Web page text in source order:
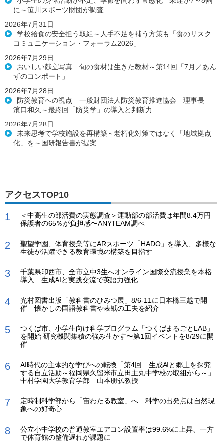
に～笹川スポーツ財団が調査
2026年7月31日
学校給食の安全担う取組～人手不足を補う方策も「食のリスク
コミュニケーション・フォーラム2026」
2026年7月29日
おいしい献立写真 旬の食材は生きた教材～第14回「7月／あん
ずのコンポート」
2026年7月28日
防災教育への視点 一般財団法人防災教育推進協会 理事長
濱口和久～最終回「防災学」の導入と判断力
2026年7月28日
未来思考で学校施設を再構築～老朽化対策ではなく「地域拠点
化」を～国研報告書が提案
アクセスTOP10
＜中高生の部活費の実態調査＞運動部の部活費は年間8.4万円
保護者の65％が負担感〜ANYTEAM調べ
聖望学園、体育授業等にARスポーツ「HADO」を導入、多様な
生徒が活躍できる教育環境の構築を目指す
千葉県印西市、全市立中3生へオンライン国際交流授業を本格
導入 生成AIと実践交流で英語力強化
光村図書出版「教科書のひみつ展」8/6-11に日本橋三越で開
催 懐かしの国語教科書や表紙の工夫を紹介
つくば市、小学生向け科学プログラム「つくばまるごとLAB」
を開始 研究機関集積の強み生かす〜第1回イベントを8/29に開
催
AI時代の主体的な学びへの転換「第4回 生成AIと郷土を探究
する自立活動～福岡県久留米市立田主丸中学校の取組から～」
中村学園大学教育学部 山本朋弘教授
定時制科学部から「宙わたる教室」へ 科学の出発点は自然現
象への好奇心
公立小中学校の普通教室エアコン設置率は99.6%に上昇、一方
で体育館の整備遅れが課題に